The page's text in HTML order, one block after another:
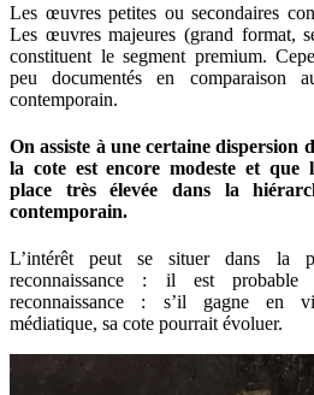
Les œuvres petites ou secondaires
Les œuvres majeures (grand format,
constituent le segment premium.
peu documentés en
contemporain.
On assiste à une certaine dispersion
la cote est encore modeste et que
place très élevée dans la
contemporain.
L’intérêt peut se situer dans la
reconnaissance : il est
reconnaissance : s’il gagne en
médiatique, sa cote pourrait évoluer.